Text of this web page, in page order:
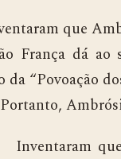
que
França dá ao
da “Povoação
que